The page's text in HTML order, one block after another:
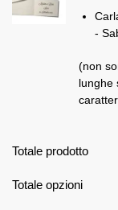
-
(non
lunghe
Totale prodotto
Totale opzioni